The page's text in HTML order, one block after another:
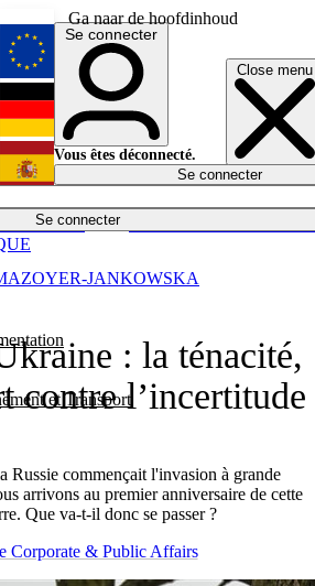
Ga naar de hoofdinhoud
Close menu
Se connecter
et Transport
Économie
English
Deutsch
Español
Se connecter
Vous êtes déconnecté.
Se connecter
: la ténacité,
contre l’incertitude
Russie commençait l'invasion à grande
arrivons au premier anniversaire de cette
Que va-t-il donc se passer ?
JANKOWSKA
Corporate & Public Affairs